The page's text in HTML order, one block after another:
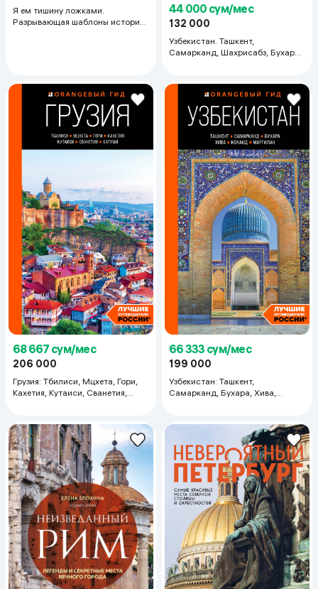
Я ем тишину ложками.
Разрывающая шаблоны история
44 000 сум/мес
132 000
Узбекистан. Ташкент,
Самарканд, Шахрисабз, Бухара,
68 667 сум/мес
206 000
Грузия: Тбилиси, Мцхета, Гори,
Кахетия, Кутаиси, Сванетия,
66 333 сум/мес
199 000
Узбекистан: Ташкент,
Самарканд, Бухара, Хива,